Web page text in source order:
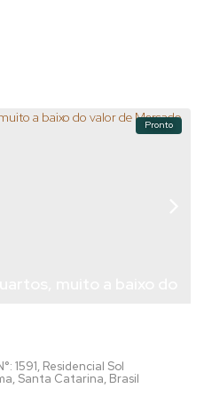
para quem
de...
Pronto
1591, Residencial Sol
, Santa Catarina, Brasil